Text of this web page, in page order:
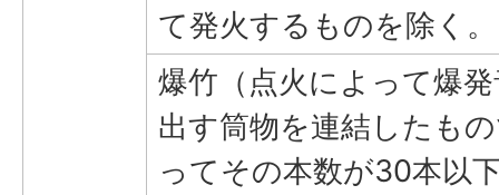
て発火するものを除く
爆竹（点火によって爆
出す筒物を連結したも
ってその本数が30本以